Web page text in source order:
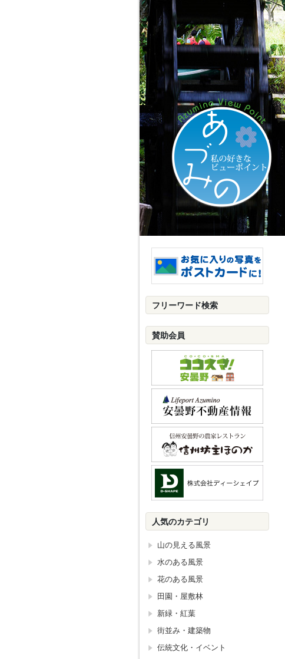
フリーワード検索
賛助会員
人気のカテゴリ
山の見える風景
水のある風景
花のある風景
田園・屋敷林
新緑・紅葉
街並み・建築物
伝統文化・イベント